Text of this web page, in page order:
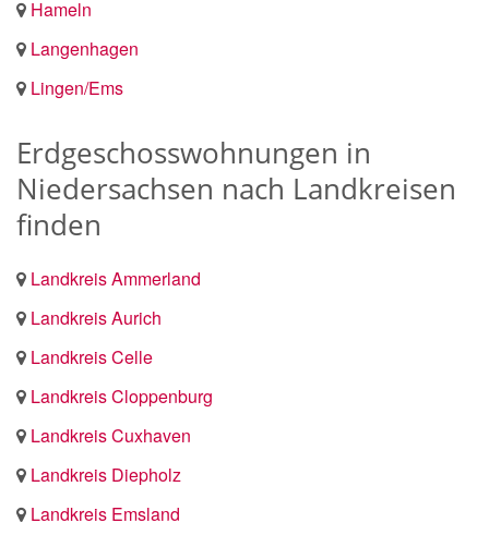
Hameln
Langenhagen
Lingen/Ems
Erdgeschosswohnungen in
Niedersachsen nach Landkreisen
finden
Landkreis Ammerland
Landkreis Aurich
Landkreis Celle
Landkreis Cloppenburg
Landkreis Cuxhaven
Landkreis Diepholz
Landkreis Emsland